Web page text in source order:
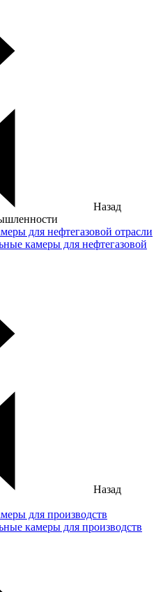
Назад
для нефтегазовой отрасли
камеры для нефтегазовой
Назад
для производств
камеры для производств